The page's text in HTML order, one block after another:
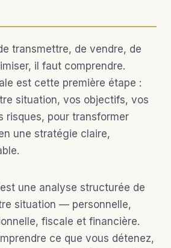
transmettre, de vendre, de
il faut comprendre.
est cette première étape :
situation, vos objectifs, vos
risques, pour transformer
une stratégie claire,
une analyse structurée de
situation — personnelle,
fiscale et financière.
ce que vous détenez,